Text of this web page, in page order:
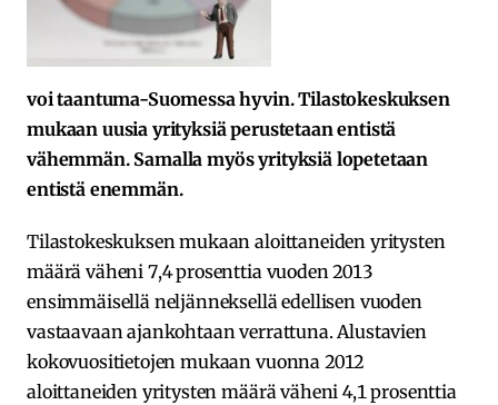
voi taantuma-Suomessa hyvin. Tilastokeskuksen
mukaan uusia yrityksiä perustetaan entistä
vähemmän. Samalla myös yrityksiä lopetetaan
entistä enemmän.
Tilastokeskuksen mukaan aloittaneiden yritysten
määrä väheni 7,4 prosenttia vuoden 2013
ensimmäisellä neljänneksellä edellisen vuoden
vastaavaan ajankohtaan verrattuna. Alustavien
kokovuositietojen mukaan vuonna 2012
aloittaneiden yritysten määrä väheni 4,1 prosenttia